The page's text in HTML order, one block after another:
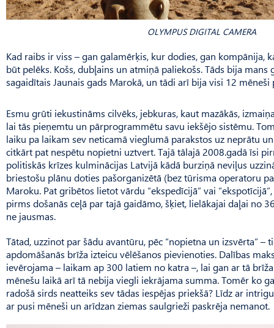
OLYMPUS DIGITAL CAMERA
Kad raibs ir viss – gan galamērķis, kur dodies, gan kompānija,
būt pelēks. Košs, dubļains un atmiņā paliekošs. Tāds bija
sagaidītais Jaunais gads Marokā, un tādi arī bija visi 12 mēneši
Esmu grūti iekustināms cilvēks, jebkuras, kaut mazākās,
lai tās pieņemtu un pārprogrammētu savu iekšējo sistēmu.
laiku pa laikam sev neticamā vieglumā parakstos uz neprātu
citkārt pat nespētu nopietni uztvert. Tajā tālajā 2008.gadā īsi
politiskās krīzes kulminācijas Latvijā kādā burziņā neviļus
briestošu plānu doties paš­organizētā (bez tūrisma operatoru
Maroku. Pat gribētos lietot vārdu “ekspedīcijā” vai
pirms došanās ceļā par tajā gaidāmo, šķiet, lielākajai daļai no
ne jausmas.
Tātad, uzzinot par šādu avantūru, pēc “nopietna un izsvērta” –
apdomāšanās brīža izteicu vēlēšanos pievienoties. Dalības
ievērojama – laikam ap 300 latiem no katra –, lai gan ar tā
mēnešu laikā arī tā nebija viegli iekrājama summa. To­mēr ko
radošā sirds neatteiks sev tādas iespējas priekšā? Līdz ar
ar pusi mēneši un arīdzan ziemas saulgrieži paskrēja nemanot.